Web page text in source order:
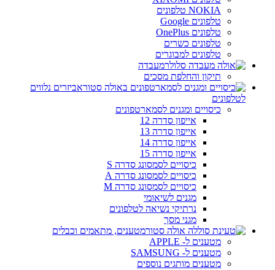
NOKIA טלפונים
טלפונים Google
טלפונים OnePlus
טלפונים כשרים
טלפונים למבוגרים
מעבדה
תיקון והחלפת מסכים
אביזרים נלווים
לטלפונים
כיסויים ומגנים לסמארטפונים
אייפון סדרה 12
אייפון סדרה 13
אייפון סדרה 14
אייפון סדרה 15
כיסויים לסמסונג סדרה S
כיסויים לסמסונג סדרה A
כיסויים לסמסונג סדרה M
מגנים לשיאומי
נרתיקי נשיאה לטלפונים
מגני מסך
מטענים, מתאמים וכבלים
מטענים ל- APPLE
מטענים ל- SAMSUNG
מטענים מותגים נוספים